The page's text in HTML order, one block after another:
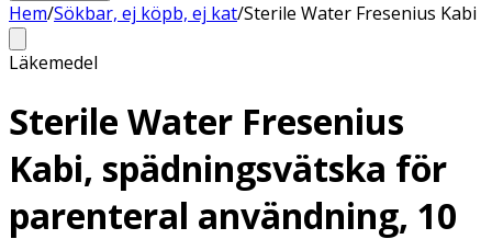
Hem/Sökbar, ej köpb, ej kat/Sterile Water Fresenius Kabi
Läkemedel
Sterile Water Fresenius
Kabi, spädningsvätska för
parenteral användning, 10